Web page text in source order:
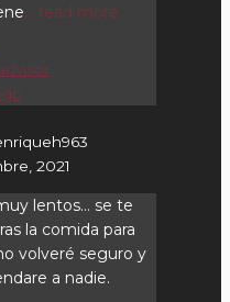
... read more
2021
lentos… se te
la comida para
volveré seguro y
a nadie.